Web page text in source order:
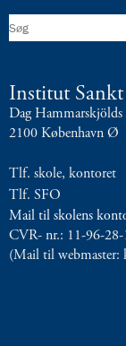
Institut Sankt
Dag
2100 København Ø
Tlf. skole, kontoret
Tlf. SFO
Mail til skolens
CVR- nr.: 11-96-28-
(Mail til webmaster: